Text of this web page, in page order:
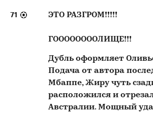
71 ЭТО РАЗГРОМ!!!!!
ГООООООООЛИЩЕ!!!
Дубль оформляет
Подача от автора
Мбаппе, Жиру чуть
расположился и
Австралии. Мощный